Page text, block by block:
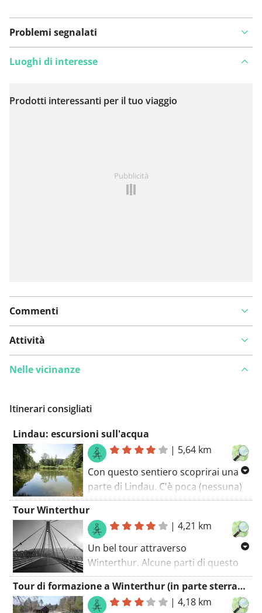
Problemi segnalati
Visualizza sulla mappa
Luoghi di interesse
Prodotti interessanti per il tuo viaggio
Pubblicità
Commenti
Attività
Nelle vicinanze
Itinerari consigliati
Lindau: escursioni sull'acqua
| 5,64 km
Con questo sentiero scoprirai una
parte di Lindau. C'è poca (nessuna)
possibilità di vedere auto su questo
è il credo di questo percorso. Il
percorso a piedi inizia al parcheggio.
Tour Winterthur
|4,21 km
Un bel tour attraverso
Winterthur. Alcune parti di questo
percorso appartengono a noti
sentieri GR (vedrai i segni rossi e
bianchi lungo la strada). Il percorso
Tour di formazione a Winterthur (in parte sterrato)
|4,18 km